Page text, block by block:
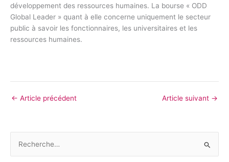
développement des ressources humaines. La bourse « ODD
Global Leader » quant à elle concerne uniquement le secteur
public à savoir les fonctionnaires, les universitaires et les
ressources humaines.
← Article précédent Article suivant →